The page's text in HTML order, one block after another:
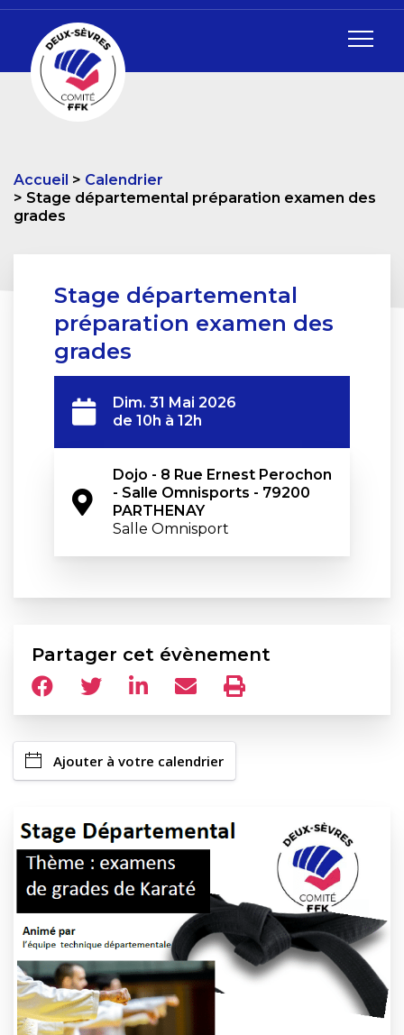
Accueil
Calendrier
Stage départemental préparation examen des
grades
Stage départemental
préparation examen des
grades
Dim. 31 Mai 2026
de 10h à 12h
Dojo - 8 Rue Ernest Perochon
- Salle Omnisports - 79200
PARTHENAY
Salle Omnisport
Partager cet évènement
Ajouter à votre calendrier